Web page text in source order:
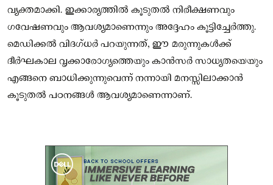
വ്യക്തമാക്കി. ഇക്കാര്യത്തിൽ കൂടുതൽ നിരീക്ഷണവും
ഗവേഷണവും ആവശ്യമാണെന്നും അദ്ദേഹം കൂട്ടിച്ചേർത്തു.
മെഡിക്കൽ വിദഗ്ധർ പറയുന്നത്, ഈ മരുന്നുകൾക്ക്
ദീർഘകാല വൃക്കാരോഗ്യത്തെയും കാൻസർ സാധ്യതയെയും
എങ്ങനെ ബാധിക്കുന്നുവെന്ന് നന്നായി മനസ്സിലാക്കാൻ
കൂടുതൽ പഠനങ്ങൾ ആവശ്യമാണെന്നാണ്.